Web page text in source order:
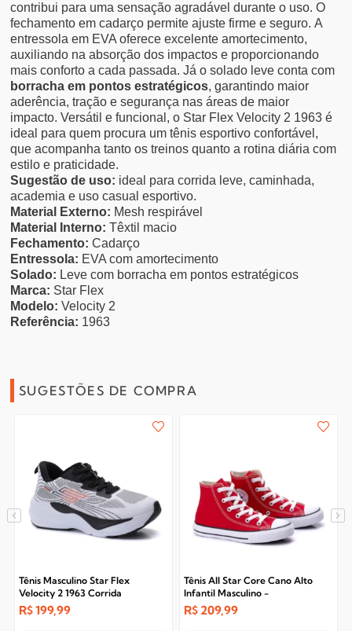
contribui para uma sensação agradável durante o uso. O
fechamento em cadarço permite ajuste firme e seguro.A
entressola em EVA oferece excelente amortecimento,
auxiliando na absorção dos impactos e proporcionando
mais conforto a cada passada. Já o solado leve conta com
borracha em pontos estratégicos, garantindo maior
aderência, tração e segurança nas áreas de maior
impacto.Versátil e funcional, o Star Flex Velocity 2 1963 é
ideal para quem procura um tênis esportivo confortável,
que acompanha tanto os treinos quanto a rotina diária com
estilo e praticidade.
Sugestão de uso: ideal para corrida leve, caminhada,
academia e uso casual esportivo.
Material Externo: Mesh respirável
Material Interno: Têxtil macio
Fechamento: Cadarço
Entressola: EVA com amortecimento
Solado: Leve com borracha em pontos estratégicos
Marca: Star Flex
Modelo: Velocity 2
Referência: 1963
SUGESTÕES DE COMPRA
Tênis Masculino Star Flex
Velocity 2 1963 Corrida
R$199,99
Tênis All Star Core Cano Alto
Infantil Masculino -
VERMELHO/CRU/PRETO
R$ 209,99